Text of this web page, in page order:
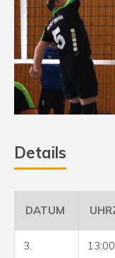
Details
DATUM
3.
13:00